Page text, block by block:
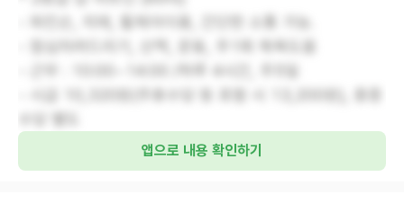
앱으로 내용 확인하기